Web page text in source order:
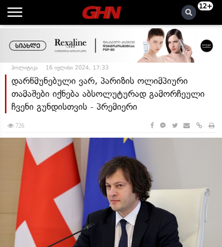
12+
პოლიტიკა 16 ივლისი 2024, 17:33
დარწმუნებული ვარ, პარიზის ოლიმპიური
თამაშები იქნება აბსოლუტურად გამორჩეული
ჩვენი გუნდისთვის - პრემიერი
726